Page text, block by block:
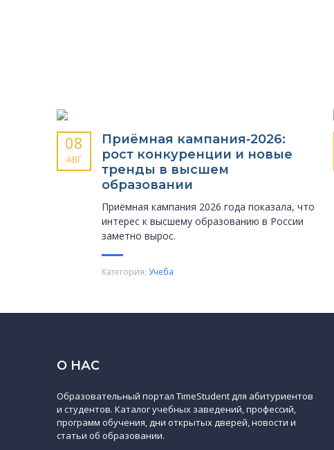
08
АВГ
Приёмная кампания‑2026:
рост конкуренции и новые
тренды в высшем
образовании
Приёмная кампания 2026 года показала, что
интерес к высшему образованию в России
заметно вырос.
Категория: Учеба
О НАС
Образовательный портал TimeStudent для абитуриентов
и студентов. Каталог учебных заведений, профессий,
программ обучения, дни открытых дверей, новости и
статьи об образовании.